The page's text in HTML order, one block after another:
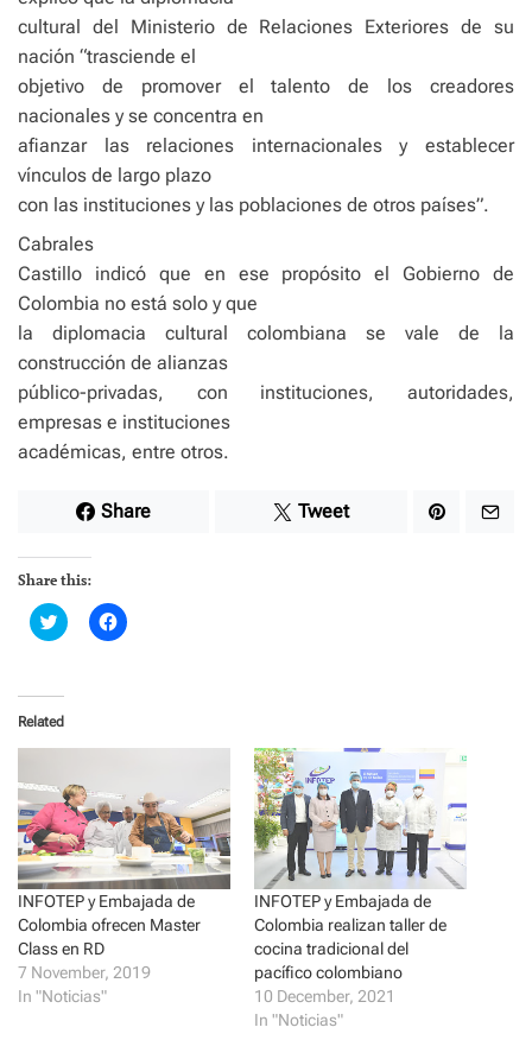
cultural del Ministerio de Relaciones Exteriores de su
nación “trasciende el
objetivo de promover el talento de los creadores
nacionales y se concentra en
afianzar las relaciones internacionales y establecer
vínculos de largo plazo
con las instituciones y las poblaciones de otros países”.
Cabrales
Castillo indicó que en ese propósito el Gobierno de
Colombia no está solo y que
la diplomacia cultural colombiana se vale de la
construcción de alianzas
público-privadas, con instituciones, autoridades,
empresas e instituciones
académicas, entre otros.
Share Tweet
Share this:
C
l
t
o
s
e
o
n
T
w
i
t
t
e
r
(
O
p
e
n
C
l
o
n
F
a
c
e
b
o
o
O
Related
INFOTEP y Embajada de
Colombia ofrecen Master
Class en RD
7 November, 2019
In "Noticias"
INFOTEP y Embajada de
Colombia realizan taller de
cocina tradicional del
pacífico colombiano
10 December, 2021
In "Noticias"